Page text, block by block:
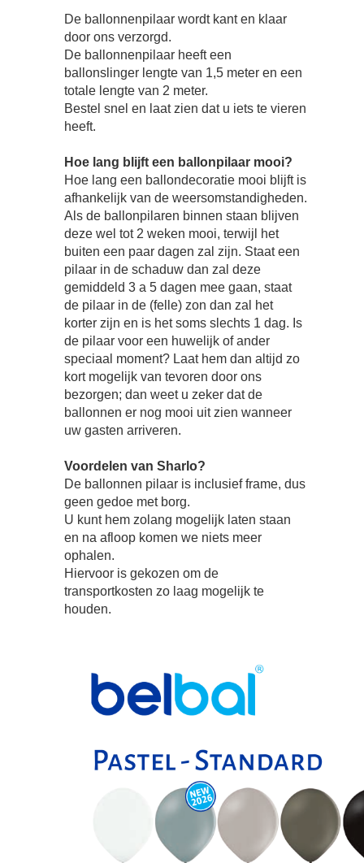
De ballonnenpilaar wordt kant en klaar
door ons verzorgd.
De ballonnenpilaar heeft een
ballonslinger lengte van 1,5 meter en een
totale lengte van 2 meter.
Bestel snel en laat zien dat u iets te vieren
heeft.
Hoe lang blijft een ballonpilaar mooi?
Hoe lang een ballondecoratie mooi blijft is
afhankelijk van de weersomstandigheden.
Als de ballonpilaren binnen staan blijven
deze wel tot 2 weken mooi, terwijl het
buiten een paar dagen zal zijn. Staat een
pilaar in de schaduw dan zal deze
gemiddeld 3 a 5 dagen mee gaan, staat
de pilaar in de (felle) zon dan zal het
korter zijn en is het soms slechts 1 dag. Is
de pilaar voor een huwelijk of ander
speciaal moment? Laat hem dan altijd zo
kort mogelijk van tevoren door ons
bezorgen; dan weet u zeker dat de
ballonnen er nog mooi uit zien wanneer
uw gasten arriveren.
Voordelen van Sharlo?
De ballonnen pilaar is inclusief frame, dus
geen gedoe met borg.
U kunt hem zolang mogelijk laten staan
en na afloop komen we niets meer
ophalen.
Hiervoor is gekozen om de
transportkosten zo laag mogelijk te
houden.